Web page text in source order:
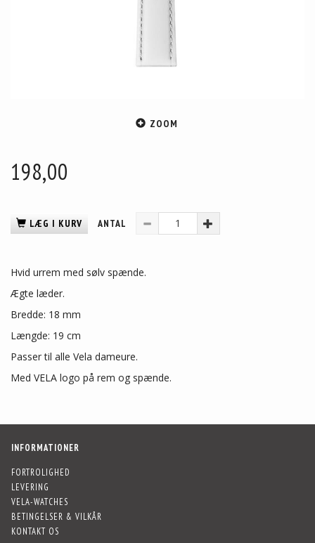
ZOOM
198,00
LÆG I KURV ANTAL
Hvid urrem med sølv spænde.
Ægte læder.
Bredde: 18 mm
Længde: 19 cm
Passer til alle Vela dameure.
Med VELA logo på rem og spænde.
INFORMATIONER
FORTROLIGHED
LEVERING
VELA-WATCHES
BETINGELSER & VILKÅR
KONTAKT OS